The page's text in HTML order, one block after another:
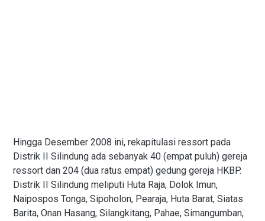
Hingga Desember 2008 ini, rekapitulasi ressort pada
Distrik II Silindung ada sebanyak 40 (empat puluh) gereja
ressort dan 204 (dua ratus empat) gedung gereja HKBP.
Distrik II Silindung meliputi Huta Raja, Dolok Imun,
Naipospos Tonga, Sipoholon, Pearaja, Huta Barat, Siatas
Barita, Onan Hasang, Silangkitang, Pahae, Simangumban,